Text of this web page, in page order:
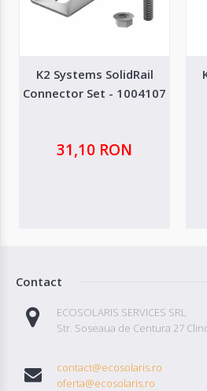
K2 Systems SolidRail
Connector Set - 1004107
31,10 RON
Contact
ECOSOLARIS SERVICES SRL
Str. Soseaua de Centura 27
contact@ecosolaris.ro
oferta@ecosolaris.ro